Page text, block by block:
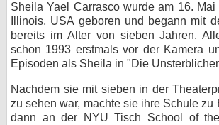
Sheila Yael Carrasco wurde am 16.
Illinois, USA geboren und begann mit
bereits im Alter von sieben Jahren.
schon 1993 erstmals vor der Kamera
Episoden als Sheila in "Die
Nachdem sie mit sieben in der
zu sehen war, machte sie ihre Schule zu
dann an der NYU Tisch School of
KULTUR
Specials
SERVICE
Forum